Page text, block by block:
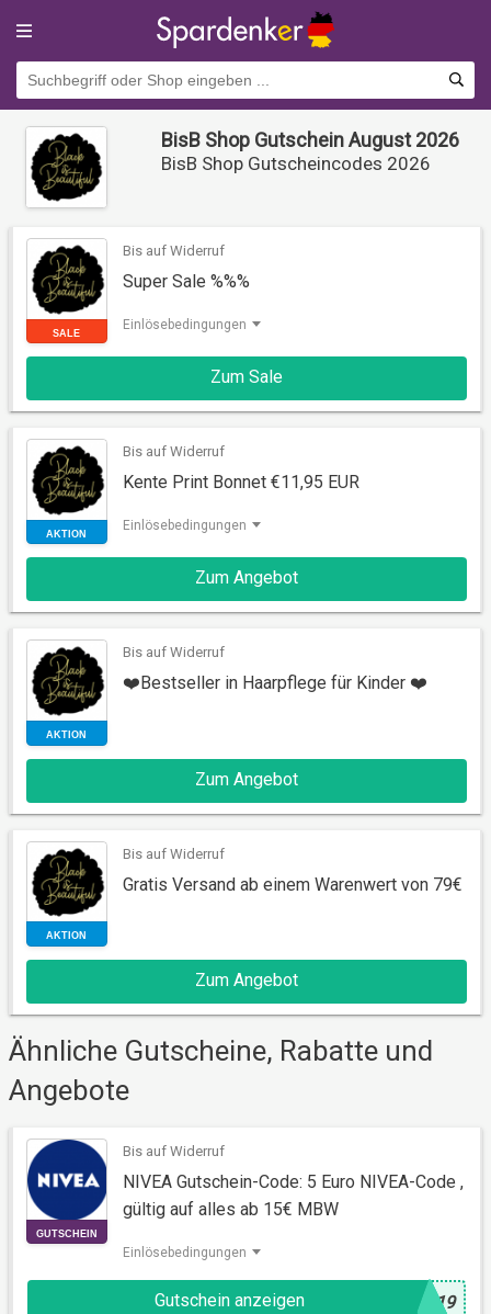
BisB Shop Gutschein August 2026
BisB Shop Gutscheincodes 2026
Bis auf Widerruf
Super Sale %%%
Einlösebedingungen
Zum Sale
Bis auf Widerruf
Kente Print Bonnet €11,95 EUR
Einlösebedingungen
Zum Angebot
AKTION
Bis auf Widerruf
❤️Bestseller in Haarpflege für Kinder ❤️
Zum Angebot
AKTION
Bis auf Widerruf
Gratis Versand ab einem Warenwert von 79€
Zum Angebot
Ähnliche Gutscheine, Rabatte und
Angebote
Bis auf Widerruf
NIVEA Gutschein-Code: 5 Euro NIVEA-Code ,
gültig auf alles ab 15€ MBW
Einlösebedingungen
Gutschein anzeigen @ N19